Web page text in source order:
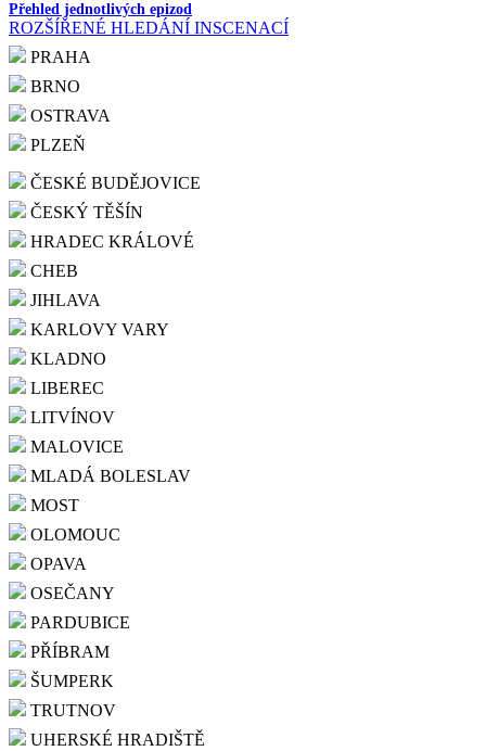
Přehled jednotlivých epizod
ROZŠÍŘENÉ HLEDÁNÍ INSCENACÍ
PRAHA
BRNO
OSTRAVA
PLZEŇ
ČESKÉ BUDĚJOVICE
ČESKÝ TĚŠÍN
HRADEC KRÁLOVÉ
CHEB
JIHLAVA
KARLOVY VARY
KLADNO
LIBEREC
LITVÍNOV
MALOVICE
MLADÁ BOLESLAV
MOST
OLOMOUC
OPAVA
OSEČANY
PARDUBICE
PŘÍBRAM
ŠUMPERK
TRUTNOV
UHERSKÉ HRADIŠTĚ